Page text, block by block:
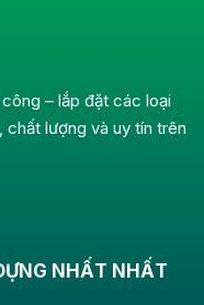
– lắp đặt các loại
chất lượng và uy tín trên
NHẤT NHẤT